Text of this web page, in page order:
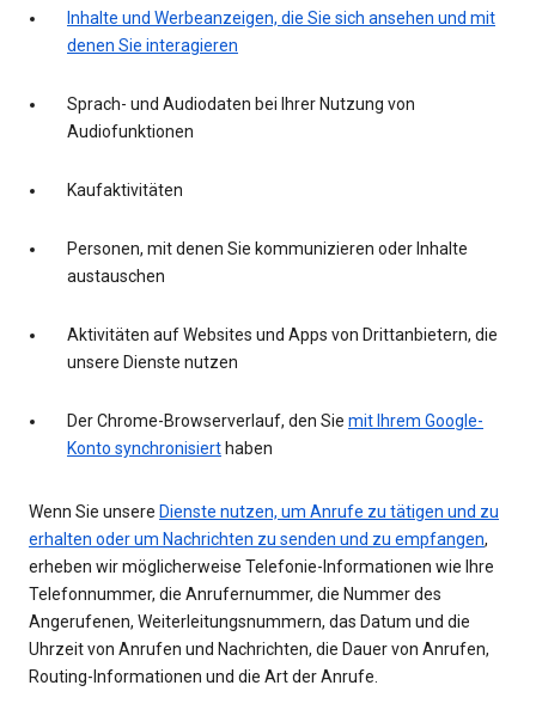
Inhalte und Werbeanzeigen, die Sie sich ansehen und mit
denen Sie interagieren
Sprach- und Audiodaten bei Ihrer Nutzung von
Audiofunktionen
Kaufaktivitäten
Personen, mit denen Sie kommunizieren oder Inhalte
austauschen
Aktivitäten auf Websites und Apps von Drittanbietern, die
unsere Dienste nutzen
Der Chrome-Browserverlauf, den Sie mit Ihrem Google-
Konto synchronisiert haben
Wenn Sie unsere Dienste nutzen, um Anrufe zu tätigen und zu
erhalten oder um Nachrichten zu senden und zu empfangen,
erheben wir möglicherweise Telefonie-Informationen wie Ihre
Telefonnummer, die Anrufernummer, die Nummer des
Angerufenen, Weiterleitungsnummern, das Datum und die
Uhrzeit von Anrufen und Nachrichten, die Dauer von Anrufen,
Routing-Informationen und die Art der Anrufe.